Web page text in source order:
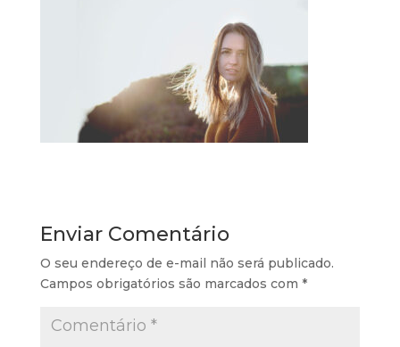
Enviar Comentário
O seu endereço de e-mail não será publicado.
Campos obrigatórios são marcados com *